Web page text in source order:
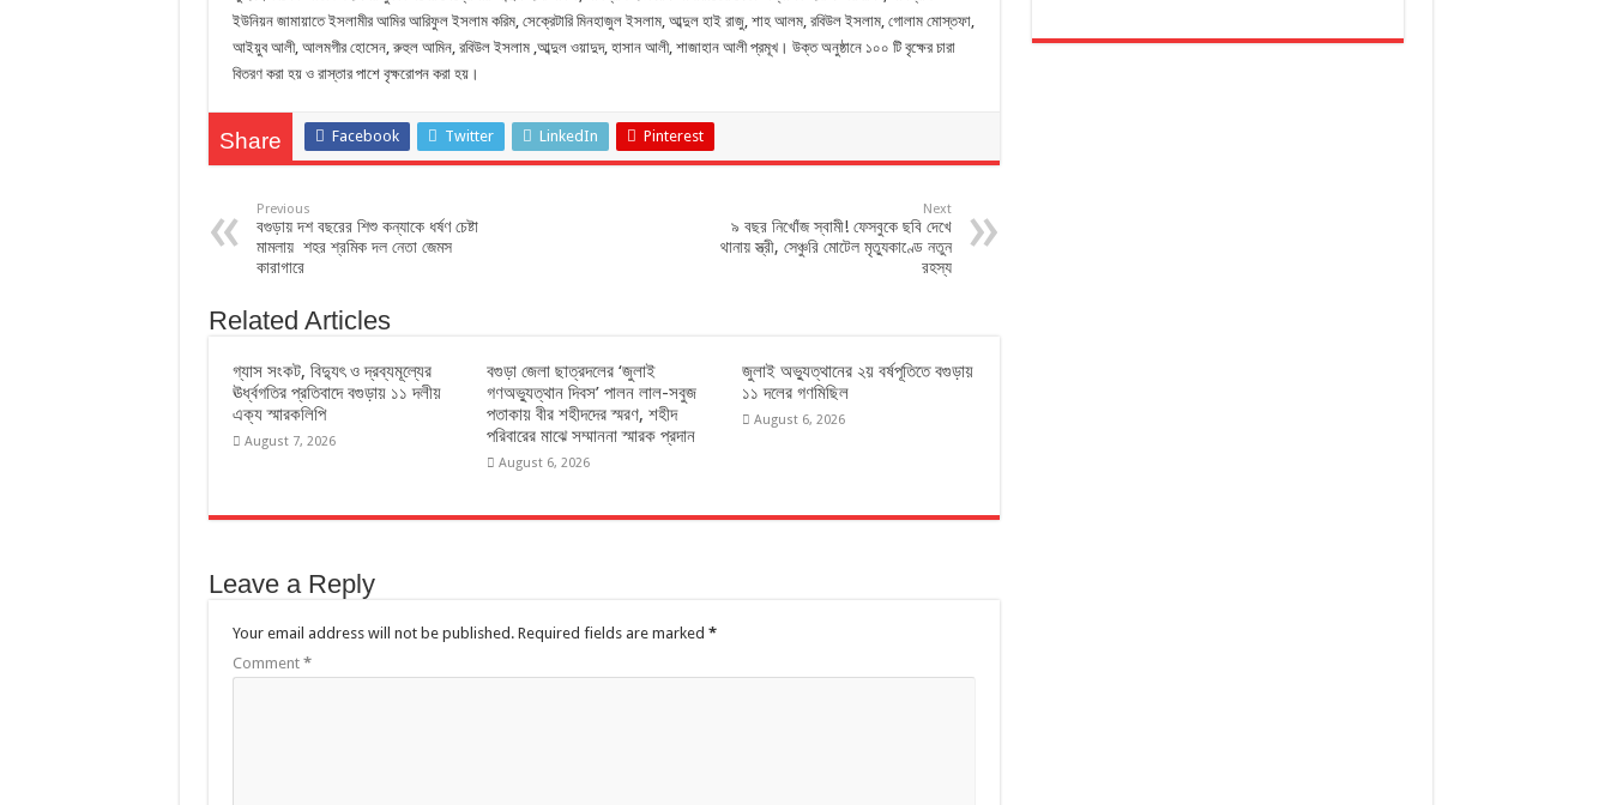
ইউনিয়ন জামায়াতে ইসলামীর আমির আরিফুল ইসলাম করিম, সেক্রেটারি মিনহাজুল ইসলাম, আব্দুল হাই রাজু, শাহ আলম, রবিউল ইসলাম, গোলাম মোস্তফা,
আইয়ুব আলী, আলমগীর হোসেন, রুহুল আমিন, রবিউল ইসলাম ,আব্দুল ওয়াদুদ, হাসান আলী, শাজাহান আলী প্রমূখ। উক্ত অনুষ্ঠানে ১০০ টি বৃক্ষের চারা
বিতরণ করা হয় ও রাস্তার পাশে বৃক্ষরোপন করা হয়।
Share Facebook Twitter LinkedIn Pinterest
Previous
বগুড়ায় দশ বছরের শিশু কন্যাকে ধর্ষণ চেষ্টা
মামলায় শহর শ্রমিক দল নেতা জেমস
কারাগারে
Next
৯ বছর নিখোঁজ স্বামী! ফেসবুকে ছবি দেখে
থানায় স্ত্রী, সেঞ্চুরি মোটেল মৃত্যুকাণ্ডে নতুন
রহস্য
Related Articles
গ্যাস সংকট, বিদ্যুৎ ও দ্রব্যমূল্যের
ঊর্ধ্বগতির প্রতিবাদে বগুড়ায় ১১ দলীয়
এক্য স্মারকলিপি
August 7, 2026
বগুড়া জেলা ছাত্রদলের ‘জুলাই
গণঅভ্যুত্থান দিবস’ পালন লাল-সবুজ
পতাকায় বীর শহীদদের স্মরণ, শহীদ
পরিবারের মাঝে সম্মাননা স্মারক প্রদান
August 6, 2026
জুলাই অভ্যুত্থানের ২য় বর্ষপূতিতে বগুড়ায়
১১ দলের গণমিছিল
August 6, 2026
Leave a Reply
Your email address will not be published. Required fields are marked *
Comment *